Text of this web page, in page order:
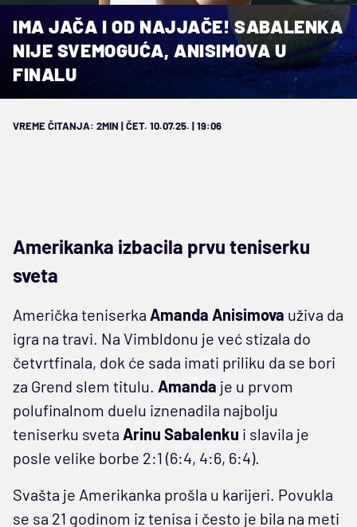
IMA JAČA I OD NAJJAČE! SABALENKA
NIJE SVEMOGUĆA, ANISIMOVA U
FINALU
VREME ČITANJA: 2MIN | ČET. 10.07.25. | 19:06
Amerikanka izbacila prvu teniserku
sveta
Američka teniserka Amanda Anisimova uživa da
igra na travi. Na Vimbldonu je već stizala do
četvrtfinala, dok će sada imati priliku da se bori
za Grend slem titulu. Amanda je u prvom
polufinalnom duelu iznenadila najbolju
teniserku sveta Arinu Sabalenku i slavila je
posle velike borbe 2:1 (6:4, 4:6, 6:4).
Svašta je Amerikanka prošla u karijeri. Povukla
se sa 21 godinom iz tenisa i često je bila na meti